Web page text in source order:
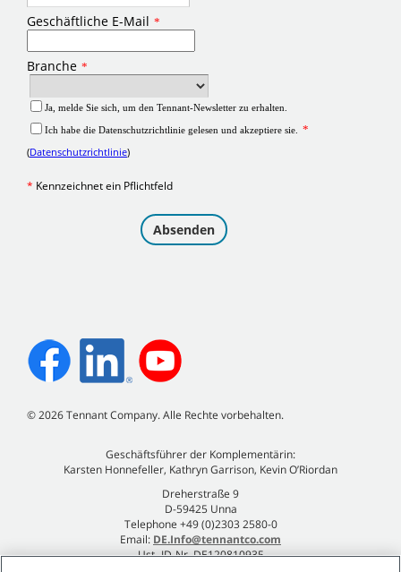
©2026Tennant Company. Alle Rechte vorbehalten.
Geschäftsführer der Komplementärin:
Karsten Honnefeller, Kathryn Garrison, Kevin O’Riordan
Dreherstraße 9
D-59425 Unna
Telephone +49 (0)2303 2580-0
Email: DE.Info@tennantco.com
Ust.-ID-Nr. DE120810935